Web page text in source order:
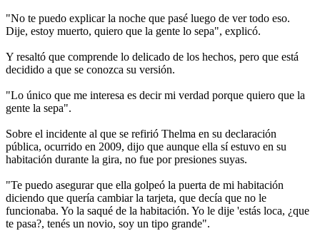
"No te puedo explicar la noche que pasé luego de ver todo eso.
Dije, estoy muerto, quiero que la gente lo sepa", explicó.
Y resaltó que comprende lo delicado de los hechos, pero que está
decidido a que se conozca su versión.
"Lo único que me interesa es decir mi verdad porque quiero que la
gente la sepa".
Sobre el incidente al que se refirió Thelma en su declaración
pública, ocurrido en 2009, dijo que aunque ella sí estuvo en su
habitación durante la gira, no fue por presiones suyas.
"Te puedo asegurar que ella golpeó la puerta de mi habitación
diciendo que quería cambiar la tarjeta, que decía que no le
funcionaba. Yo la saqué de la habitación. Yo le dije 'estás loca, ¿que
te pasa?, tenés un novio, soy un tipo grande".